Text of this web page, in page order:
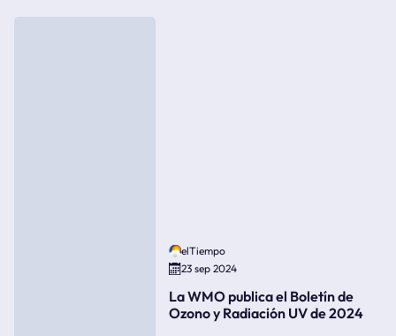
elTiempo
23 sep 2024
La WMO publica el Boletín de
Ozono y Radiación UV de 2024